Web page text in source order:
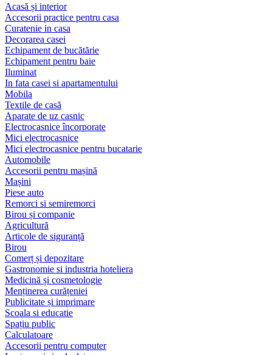
Acasă și interior
Accesorii practice pentru casa
Curatenie in casa
Decorarea casei
Echipament de bucătărie
Echipament pentru baie
Iluminat
In fata casei si apartamentului
Mobila
Textile de casă
Aparate de uz casnic
Electrocasnice încorporate
Mici electrocasnice
Mici electrocasnice pentru bucatarie
Automobile
Accesorii pentru mașină
Mașini
Piese auto
Remorci si semiremorci
Birou și companie
Agricultură
Articole de siguranță
Birou
Comerț și depozitare
Gastronomie si industria hoteliera
Medicină și cosmetologie
Menținerea curățeniei
Publicitate și imprimare
Scoala si educatie
Spațiu public
Calculatoare
Accesorii pentru computer